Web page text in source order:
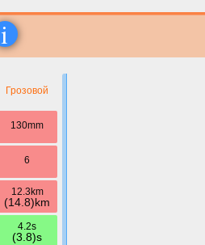
i
Грозовой
130mm
6
12.3km
(14.8)km
4.2s
(3.8)s